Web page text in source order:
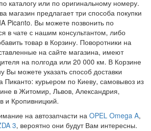
каталогу или по оригинальному номеру.
магазин предлагает три способа покупки
Picanto. Вы можете позвонить по
в чате с нашим консультантом, либо
товар в Корзину. Поворотники на
на сайте магазина, имеют
на полгода или 20 000 км. В Корзине
Вы можете указать способ доставки
Пиканто: курьером по Киеву, самовывоз из
в Житомир, Львов, Александрия,
и Кропивницкий.
на автозапчасти на OPEL Omega A,
3, вероятно они будут Вам интересны.